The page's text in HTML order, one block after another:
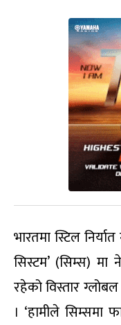
भारतमा स्टिल
सिस्टम’ (सिम्स) मा
रहेको विस्तार
। ‘हामीले सिम्समा